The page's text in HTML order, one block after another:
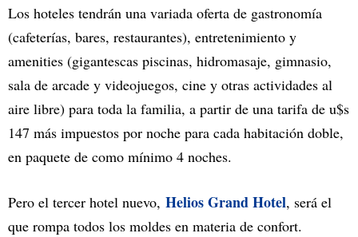
Los hoteles tendrán una variada oferta de gastronomía
(cafeterías, bares, restaurantes), entretenimiento y
amenities (gigantescas piscinas, hidromasaje, gimnasio,
sala de arcade y videojuegos, cine y otras actividades al
aire libre) para toda la familia, a partir de una tarifa de u$s
147 más impuestos por noche para cada habitación doble,
en paquete de como mínimo 4 noches.
Pero el tercer hotel nuevo, Helios Grand Hotel, será el
que rompa todos los moldes en materia de confort.